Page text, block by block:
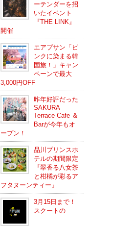
ーテンダーを招
いたイベント
『THE LINK』
開催
エアプサン「ピ
ンクに染まる韓
国旅！」キャン
ペーンで最大
3,000円OFF
昨年好評だった
SAKURA
Terrace Cafe ＆
Barが今年もオ
ープン！
品川プリンスホ
テルの期間限定
『翠香る八女茶
と柑橘が彩るア
フタヌーンティー』
3月15日まで！
スクートの